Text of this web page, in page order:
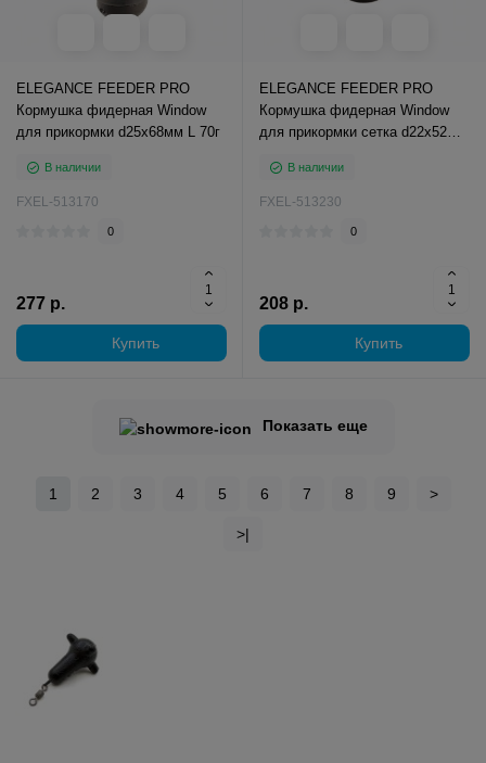
ELEGANCE FEEDER PRO
Кормушка фидерная Window
для прикормки d25х68мм L 70г
В наличии
FXEL-513170
0
277 р.
Купить
ELEGANCE FEEDER PRO
Кормушка фидерная Window
для прикормки сетка d22х52мм
В наличии
FXEL-513230
0
208 р.
Купить
Показать еще
1 2 3 4 5 6 7 8 9 >
>|